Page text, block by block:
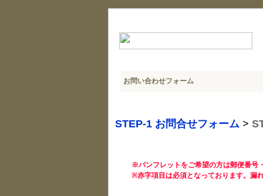
お問い合わせフォーム
STEP-1 お問合せフォーム >
※パンフレットをご希望の方は郵便番号
※赤字項目は必須となっております。漏